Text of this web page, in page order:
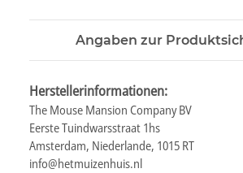
Angaben zur
Herstellerinformationen:
The Mouse Mansion Company BV
Eerste Tuindwarsstraat 1hs
Amsterdam, Niederlande, 1015 RT
info@hetmuizenhuis.nl